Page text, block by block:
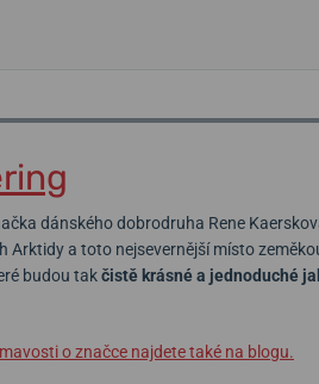
dánského dobrodruha Rene
Arktidy a toto nejsevernější místo
budou takčistě krásné a jednoduché
o značce najdete také na blogu.